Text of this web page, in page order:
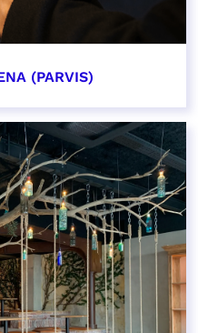
(PARVIS)